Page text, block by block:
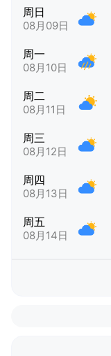
周日
08月09日
周一
08月10日
周二
08月11日
周三
08月12日
周四
08月13日
周五
08月14日